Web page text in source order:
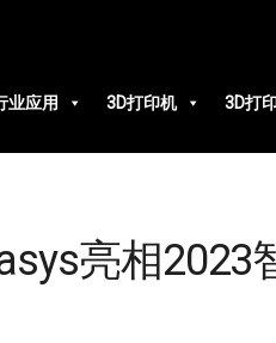
业应用
3D打印机 3D打
亮相2023